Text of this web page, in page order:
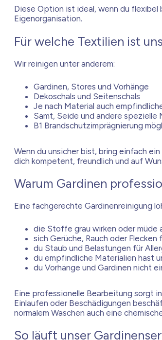
Diese Option ist ideal, wenn du flexibel
Eigenorganisation.
Für welche Textilien ist
Wir reinigen unter anderem:
Gardinen, Stores und Vorhänge
Dekoschals und Seitenschals
Je nach Material auch
Samt, Seide und andere spezielle
B1 Brandschutzimprägnierung
Wenn du unsicher bist, bring einfach
dich kompetent, freundlich und auf
Warum Gardinen
Eine fachgerechte Gardinenreinigung
die Stoffe grau wirken oder müde
sich Gerüche, Rauch oder
du Staub und Belastungen für
du empfindliche Materialien hast
du Vorhänge und Gardinen nicht
Eine professionelle Bearbeitung sorgt
Einlaufen oder Beschädigungen
normalem Waschen auch eine
So läuft unser